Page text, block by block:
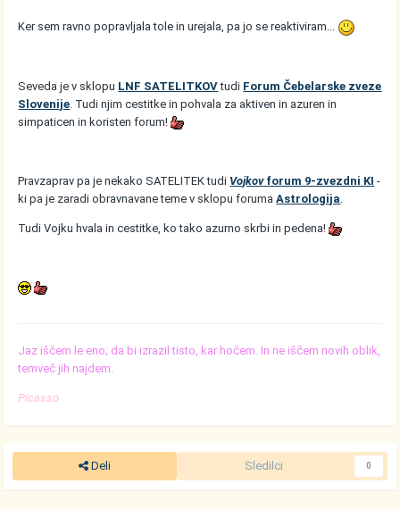
Ker sem ravno popravljala tole in urejala, pa jo se reaktiviram...
Seveda je v sklopu LNF SATELITKOVtudi Forum Čebelarske zveze
Slovenije . Tudi njim cestitke in pohvala za aktiven in azuren in
simpaticen in koristen forum!
Pravzaprav pa je nekako SATELITEK tudi Vojkovforum 9-zvezdni KI -
ki pa je zaradi obravnavane teme v sklopu forumaAstrologija
Tudi Vojku hvala in cestitke, ko tako azurno skrbi in pedena!
Jaz iščem le eno; da bi izrazil tisto, kar hočem. In ne iščem novih oblik,
temveč jih najdem.
Picasso
Deli Sledilci 0